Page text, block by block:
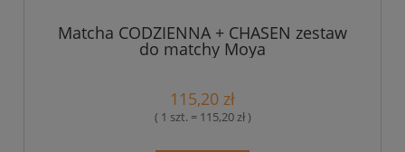
Matcha CODZIENNA + CHASEN zestaw
do matchy Moya
115,20 zł
( 1 szt. = 115,20 zł )